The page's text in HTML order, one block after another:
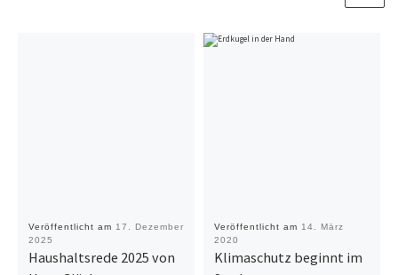
Veröffentlicht am 17. Dezember
2025
Haushaltsrede 2025 von
Veröffentlicht am 14. März
2020
Klimaschutz beginnt im